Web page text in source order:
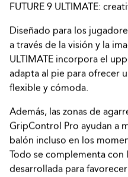
FUTURE 9 ULTIMATE:
Diseñado para los
a través de la visión y la
ULTIMATE incorpora el
adapta al pie para ofrecer
flexible y cómoda.
Además, las zonas de
GripControl Pro ayudan a
balón incluso en los
Todo se complementa con
desarrollada para